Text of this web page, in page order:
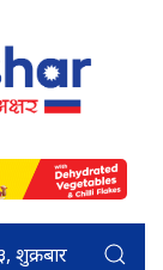
शुक्रबार